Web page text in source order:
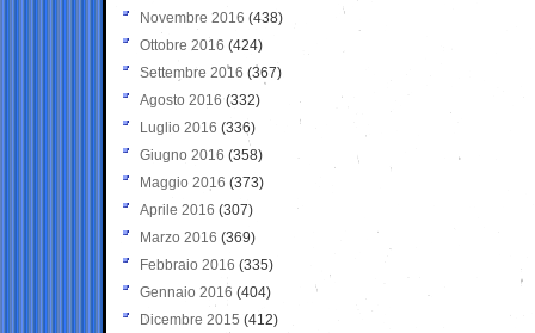
Novembre 2016 (438)
Ottobre 2016 (424)
Settembre 2016 (367)
Agosto 2016 (332)
Luglio 2016 (336)
Giugno 2016 (358)
Maggio 2016 (373)
Aprile 2016 (307)
Marzo 2016 (369)
Febbraio 2016 (335)
Gennaio 2016 (404)
Dicembre 2015 (412)